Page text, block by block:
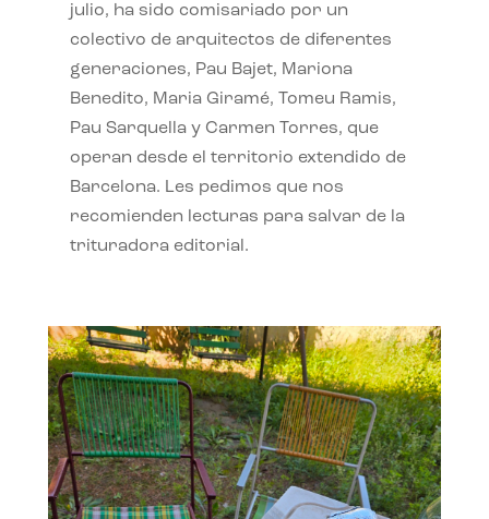
julio, ha sido comisariado por un
colectivo de arquitectos de diferentes
generaciones, Pau Bajet, Mariona
Benedito, Maria Giramé, Tomeu Ramis,
Pau Sarquella y Carmen Torres, que
operan desde el territorio extendido de
Barcelona. Les pedimos que nos
recomienden lecturas para salvar de la
trituradora editorial.